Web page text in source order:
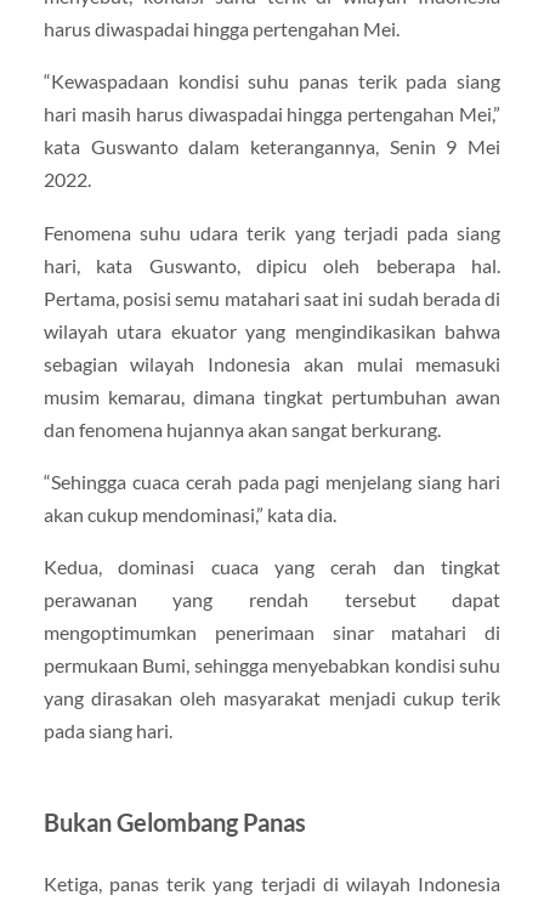
harus diwaspadai hingga pertengahan Mei.
“Kewaspadaan kondisi suhu panas terik pada siang
hari masih harus diwaspadai hingga pertengahan Mei,”
kata Guswanto dalam keterangannya, Senin 9 Mei
2022.
Fenomena suhu udara terik yang terjadi pada siang
hari, kata Guswanto, dipicu oleh beberapa hal.
Pertama, posisi semu matahari saat ini sudah berada di
wilayah utara ekuator yang mengindikasikan bahwa
sebagian wilayah Indonesia akan mulai memasuki
musim kemarau, dimana tingkat pertumbuhan awan
dan fenomena hujannya akan sangat berkurang.
“Sehingga cuaca cerah pada pagi menjelang siang hari
akan cukup mendominasi,” kata dia.
Kedua, dominasi cuaca yang cerah dan tingkat
perawanan yang rendah tersebut dapat
mengoptimumkan penerimaan sinar matahari di
permukaan Bumi, sehingga menyebabkan kondisi suhu
yang dirasakan oleh masyarakat menjadi cukup terik
pada siang hari.
Bukan Gelombang Panas
Ketiga, panas terik yang terjadi di wilayah Indonesia